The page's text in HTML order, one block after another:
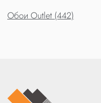
Обои Outlet (442)